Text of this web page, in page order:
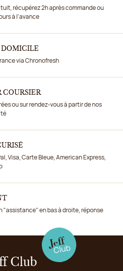
récupérez 2h après commande ou
à l'avance
via Chronofresh
COURSIER
ou sur rendez-vous à partir de nos
Visa, Carte Bleue, American Express,
"assistance" en bas à droite, réponse
Club